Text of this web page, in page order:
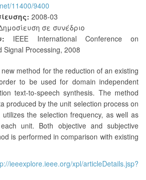
11400/9400
2008-03
σε συνέδριο
IEEE International Conference on
Signal Processing, 2008
method for the reduction of an existing
to be used for domain independent
text-to-speech synthesis. The method
produced by the unit selection process on
the selection frequency, as well as
unit. Both objective and subjective
is performed in comparison with existing
ieeexplore.ieee.org/xpl/articleDetails.jsp?